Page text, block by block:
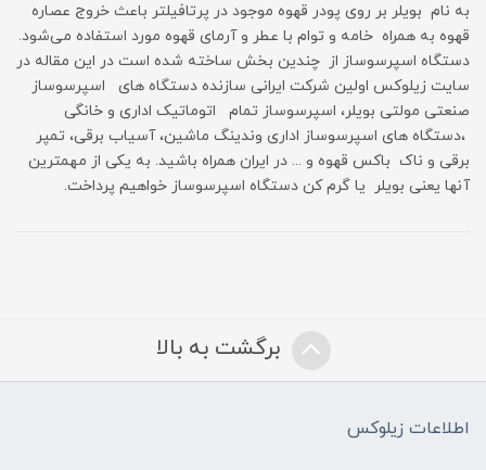
به نام بویلر بر روی پودر قهوه موجود در پرتافیلتر باعث خروج عصاره
قهوه به همراه خامه و توام با عطر و آرمای قهوه مورد استفاده می‌شود.
دستگاه اسپرسوساز از چندین بخش ساخته شده است در این مقاله در
سایت زیلوکس اولین شرکت ایرانی سازنده دستگاه های اسپرسوساز
صنعتی مولتی بویلر، اسپرسوساز تمام اتوماتیک اداری و خانگی
،دستگاه های اسپرسوساز اداری وندینگ ماشین، آسیاب برقی، تمپر
برقی و ناک باکس قهوه و ... در ایران همراه باشید. به یکی از مهمترین
آنها یعنی بویلر یا گرم کن دستگاه اسپرسوساز خواهیم پرداخت.
برگشت به بالا
اطلاعات زیلوکس